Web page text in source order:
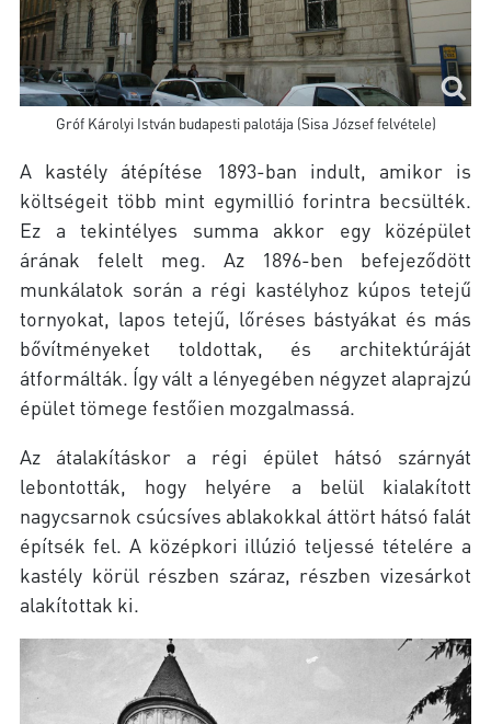
Gróf Károlyi István budapesti palotája (Sisa József felvétele)
A kastély átépítése 1893-ban indult, amikor is
költségeit több mint egymillió forintra becsülték.
Ez a tekintélyes summa akkor egy középület
árának felelt meg. Az 1896-ben befejeződött
munkálatok során a régi kastélyhoz kúpos tetejű
tornyokat, lapos tetejű, lőréses bástyákat és más
bővítményeket toldottak, és architektúráját
átformálták. Így vált a lényegében négyzet alaprajzú
épület tömege festőien mozgalmassá.
Az átalakításkor a régi épület hátsó szárnyát
lebontották, hogy helyére a belül kialakított
nagycsarnok csúcsíves ablakokkal áttört hátsó falát
építsék fel. A középkori illúzió teljessé tételére a
kastély körül részben száraz, részben vizesárkot
alakítottak ki.